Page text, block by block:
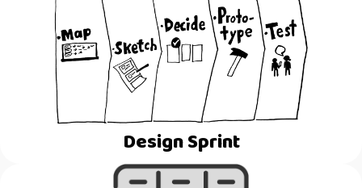
Design Sprint